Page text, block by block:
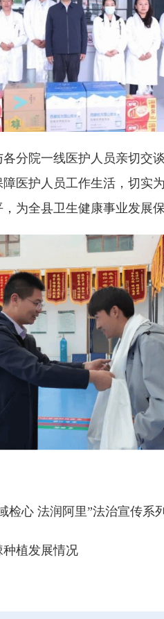
分院一线医护人员亲切交
医护人员工作生活，切实
为全县卫生健康事业发展保
检心 法润阿里”法治宣传系
植发展情况